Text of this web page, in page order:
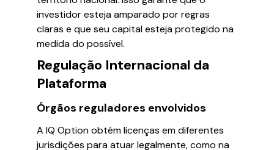
investidor esteja amparado por regras
claras e que seu capital esteja protegido na
medida do possível.
Regulação Internacional da
Plataforma
Órgãos reguladores envolvidos
A IQ Option obtém licenças em diferentes
jurisdições para atuar legalmente, como na